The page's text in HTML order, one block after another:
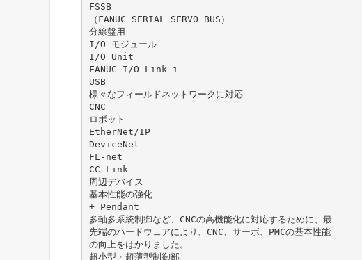
FSSB
（FANUC SERIAL SERVO BUS）
分線盤用
I/O モジュール
I/O Unit
FANUC I/O Link i
USB
様々なフィールドネットワークに対応
CNC
ロボット
EtherNet/IP
DeviceNet
FL-net
CC-Link
周辺デバイス
基本性能の強化
+ Pendant
多軸多系統制御など、CNCの高機能化に対応するために、最
先端のハードウェアにより、CNC、サーボ、PMCの基本性能
の向上をはかりました。
超小型・超薄型制御部